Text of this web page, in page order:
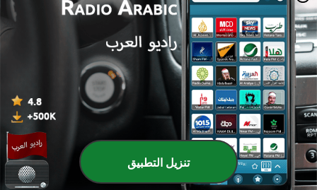
Però hai quella preparazione base che ti
dà l'accesso, che è proprio la
preparazione scientifica di biologia, fisica,
chimica, biochimica.
00:48:35 · L'intervistata spiega quali basi
scientifiche sono necessarie per accedere alla
specializzazione in etologia.
تنزيل التطبيق